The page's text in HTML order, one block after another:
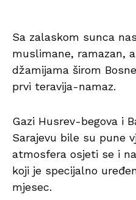
Sa zalaskom sunca
muslimane, ramazan,
džamijama širom
prvi teravija-namaz.
Gazi Husrev-begova i
Sarajevu bile su pune
atmosfera osjeti se i
koji je specijalno
mjesec.